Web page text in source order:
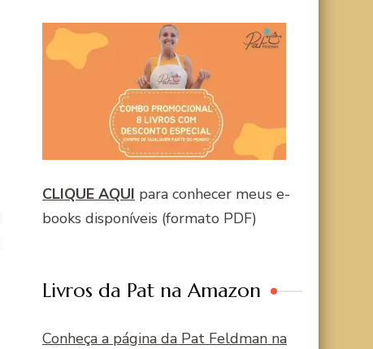
CLIQUE AQUI para conhecer meus e-
books disponíveis (formato PDF)
Livros da Pat na Amazon
Conheça a página da Pat Feldman na